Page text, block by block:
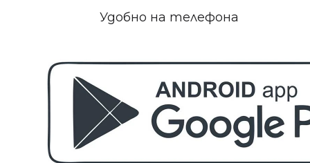
Пила за полиране на нокти
БЕЗПЛАТНО
Удобно на телефона